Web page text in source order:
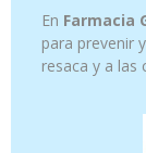
WALNUT- FLORES DE
En Farmacia
para prevenir
resaca y a las